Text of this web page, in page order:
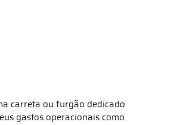
carreta ou furgão dedicado
gastos operacionais como